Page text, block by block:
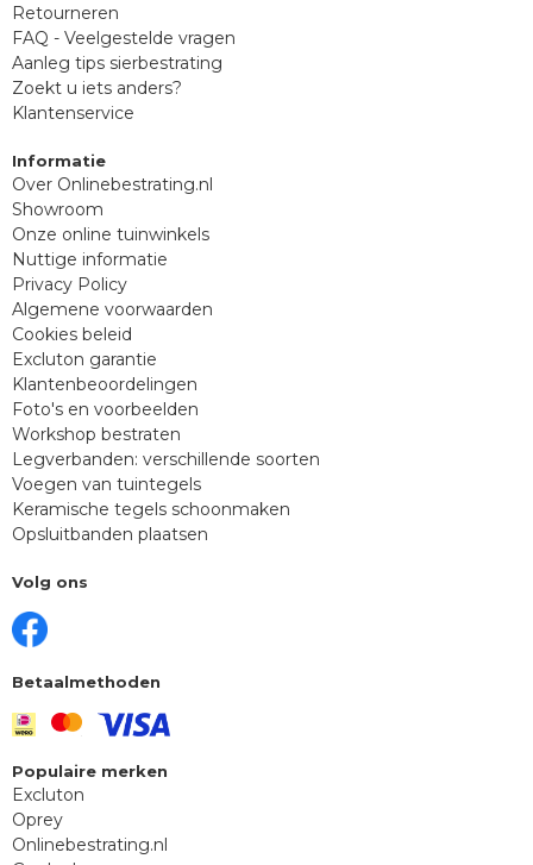
Retourneren
FAQ - Veelgestelde vragen
Aanleg tips sierbestrating
Zoekt u iets anders?
Klantenservice
Informatie
Over Onlinebestrating.nl
Showroom
Onze online tuinwinkels
Nuttige informatie
Privacy Policy
Algemene voorwaarden
Cookies beleid
Excluton garantie
Klantenbeoordelingen
Foto's en voorbeelden
Workshop bestraten
Legverbanden: verschillende soorten
Voegen van tuintegels
Keramische tegels schoonmaken
Opsluitbanden plaatsen
Volg ons
Betaalmethoden
Populaire merken
Excluton
Oprey
Onlinebestrating.nl